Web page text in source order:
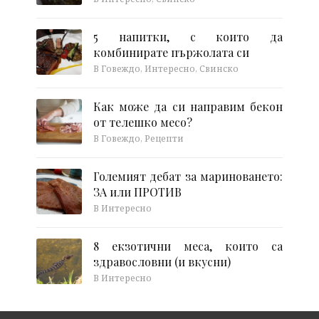
5 напитки, с които да
комбинирате пържолата си
В Говеждо, Интересно, Свинско
Как може да си направим бекон
от телешко месо?
В Говеждо, Рецепти
Големият дебат за мариноването:
ЗА или ПРОТИВ
В Интересно
8 екзотични меса, които са
здравословни (и вкусни)
В Интересно